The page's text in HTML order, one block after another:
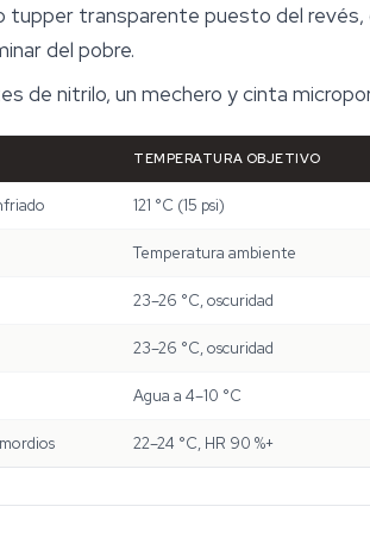
tupper transparente puesto del revés,
del pobre.
de nitrilo, un mechero y cinta
TEMPERATURA OBJETIVO
121 °C (15 psi)
Temperatura ambiente
23–26 °C, oscuridad
23–26 °C, oscuridad
Agua a 4–10 °C
22–24 °C, HR 90 %+